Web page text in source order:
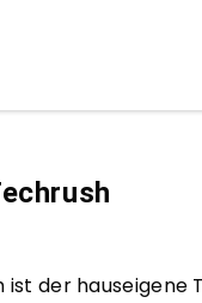
ist der hauseigene